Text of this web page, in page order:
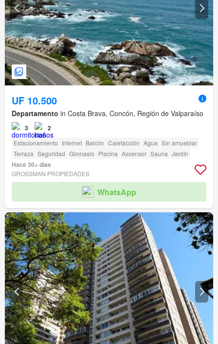
UF 10.500
Departamento in Costa Brava, Concón, Región de Valparaíso
3 2
Estacionamiento Internet Balcón Calefacción Agua Sin amueblar
Terraza Seguridad Gimnasio Piscina Ascensor Sauna Jardín
Hace 30+ días
GROSSMAN PROPIEDADES
WhatsApp